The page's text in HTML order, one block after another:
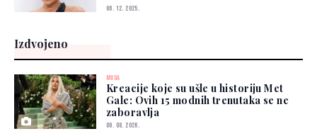
06. 12. 2025.
Izdvojeno
MODA
Kreacije koje su ušle u historiju Met
Gale: Ovih 15 modnih trenutaka se ne
zaboravlja
06. 08. 2026.